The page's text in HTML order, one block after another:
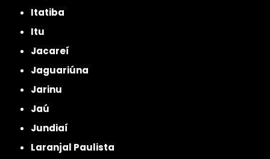
Itatiba
Itu
Jacareí
Jaguariúna
Jarinu
Jaú
Jundiaí
Laranjal Paulista